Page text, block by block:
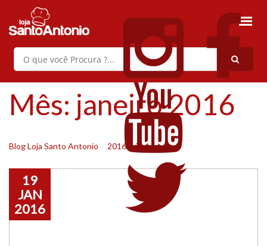
Mês: janeiro 2016
Blog Loja Santo Antonio 2016 >janeiro
19
JAN
2016